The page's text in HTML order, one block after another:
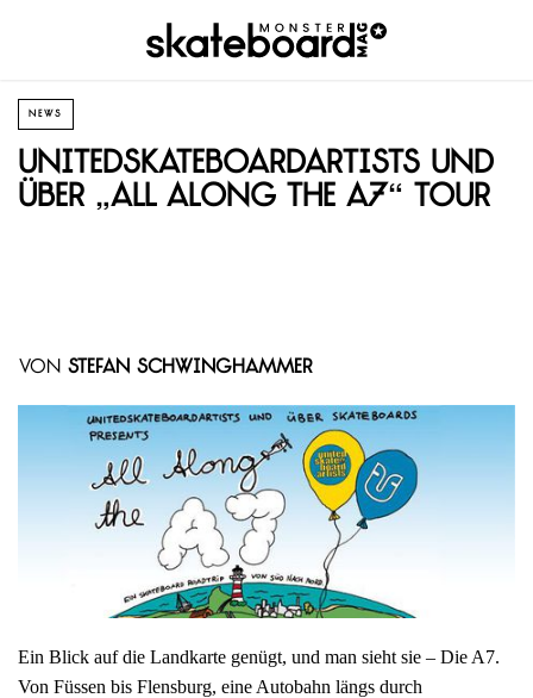
NEWS
Unitedskateboardartists und
ÜBER „All along the A7“ Tour
von Stefan Schwinghammer
Ein Blick auf die Landkarte genügt, und man sieht sie – Die A7.
Von Füssen bis Flensburg, eine Autobahn längs durch